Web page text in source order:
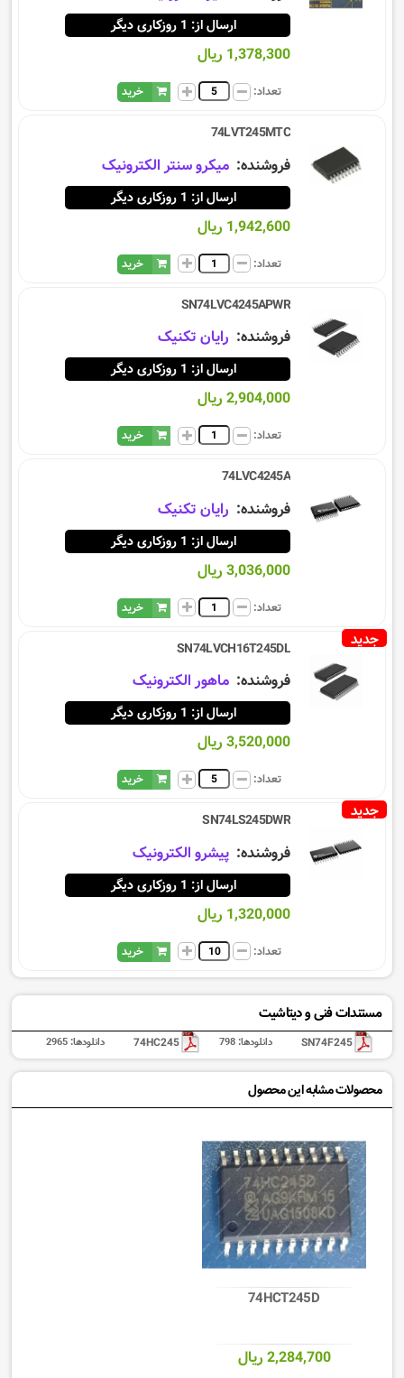
ارسال از: 1 روزکاری دیگر
1,378,300 ریال
تعداد: خرید
74LVT245MTC
فروشنده: میکرو سنتر الکترونیک
ارسال از: 1 روزکاری دیگر
1,942,600 ریال
تعداد: خرید
SN74LVC4245APWR
فروشنده: رایان تکنیک
ارسال از: 1 روزکاری دیگر
2,904,000 ریال
تعداد: خرید
74LVC4245A
فروشنده: رایان تکنیک
ارسال از: 1 روزکاری دیگر
3,036,000 ریال
تعداد: خرید
جدید SN74LVCH16T245DL
فروشنده: ماهور الکترونیک
ارسال از: 1 روزکاری دیگر
3,520,000 ریال
تعداد: خرید
جدید SN74LS245DWR
فروشنده: پیشرو الکترونیک
ارسال از: 1 روزکاری دیگر
1,320,000 ریال
تعداد: خرید
مستندات فنی و دیتاشیت
SN74F245 دانلودها: 798
74HC245 دانلودها: 2965
محصولات مشابه این محصول
74HCT245D
2,284,700 ریال